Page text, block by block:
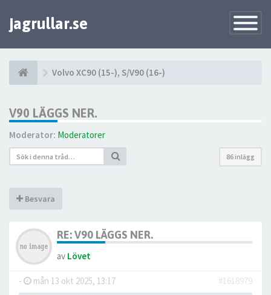
Toggle
jagrullar.se
Volvo XC90 (15-), S/V90 (16-)
V90 LÄGGS NER.
Moderator: Moderatorer
86 inlägg
Besvara
RE: V90 LÄGGS NER.
av Lövet
- mån 13 okt 2025, 13:17
#1618979